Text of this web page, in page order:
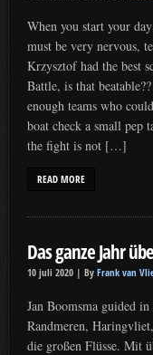
When you start your
must be very nervous,
Krzysztof had the best
Battle, is that
enough teams who
boat check a small pep
the fight is not […]
READ MORE
Das ganze Jahr
10 juli 2020 | By Frank van
Jan Boomsma guided
Randmeren,
die großen Flüsse. Mit